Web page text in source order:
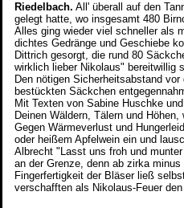
Riedelbach. All' überall auf den
gelegt hatte, wo insgesamt 480
Alles ging wieder viel schneller als
dichtes Gedränge und Geschiebe
Dittrich gesorgt, die rund 80
wirklich lieber Nikolaus" bereitwillig
Den nötigen Sicherheitsabstand
bestückten Säckchen
Mit Texten von Sabine Huschke
Deinen Wäldern, Tälern und
Gegen Wärmeverlust und
oder heißem Apfelwein ein und
Albrecht "Lasst uns froh und
an der Grenze, denn ab zirka
Fingerfertigkeit der Bläser ließ
verschafften als Nikolaus-Feuer